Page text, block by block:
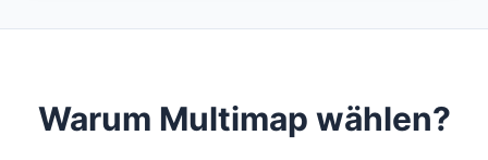
Warum Multimap wählen?